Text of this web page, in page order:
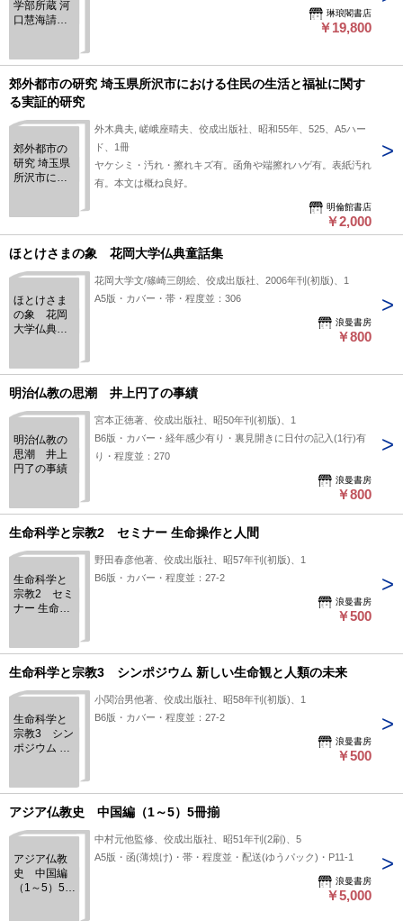
学部所蔵 河
口慧海請来
琳琅閣書店
￥19,800
郊外都市の研究 埼玉県所沢市における住民の生活と福祉に関す
る実証的研究
郊外都市の
研究 埼玉県
所沢市にお
に関する実
証的研究
外木典夫, 嵯峨座晴夫、佼成出版社、昭和55年、525、A5ハー
ド、1冊
ヤケシミ・汚れ・擦れキズ有。函角や端擦れハゲ有。表紙汚れ
有。本文は概ね良好。
明倫館書店
￥2,000
ほとけさまの象 花岡大学仏典童話集
ほとけさま
の象 花岡
大学仏典童
花岡大学文/篠崎三朗絵、佼成出版社、2006年刊(初版)、1
A5版・カバー・帯・程度並：306
浪曼書房
￥800
明治仏教の思潮 井上円了の事績
明治仏教の
思潮 井上
円了の事績
宮本正徳著、佼成出版社、昭50年刊(初版)、1
B6版・カバー・経年感少有り・裏見開きに日付の記入(1行)有
り・程度並：270
浪曼書房
￥800
生命科学と宗教2 セミナー 生命操作と人間
生命科学と
宗教2 セミ
ナー 生命操
野田春彦他著、佼成出版社、昭57年刊(初版)、1
B6版・カバー・程度並：27-2
浪曼書房
￥500
生命科学と宗教3 シンポジウム 新しい生命観と人類の未来
生命科学と
宗教3 シン
ポジウム 新
来
小関治男他著、佼成出版社、昭58年刊(初版)、1
B6版・カバー・程度並：27-2
浪曼書房
￥500
アジア仏教史 中国編（1～5）5冊揃
アジア仏教
史 中国編
（1～5）5冊
中村元他監修、佼成出版社、昭51年刊(2刷)、5
A5版・函(薄焼け)・帯・程度並・配送(ゆうパック)・P11-1
浪曼書房
￥5,000